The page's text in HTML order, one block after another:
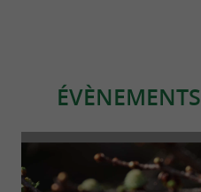
ÉVÈNEMENTS